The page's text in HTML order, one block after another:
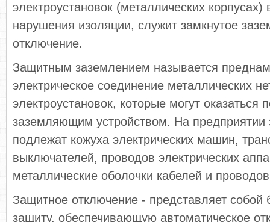
электроустановок (металлических корпусах)
нарушения изоляции, служит замкнутое
отключение.
Защитным заземлением называется
электрическое соединение металлических
электроустановок, которые могут
заземляющим устройством. На предприятии
подлежат кожуха электрических машин,
выключателей, проводов электрических
металлические оболочки кабелей и
Защитное отключение - представляет
защиту, обеспечивающую автоматическое